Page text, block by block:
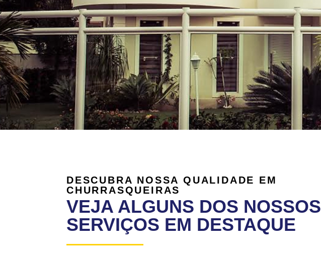
DESCUBRA NOSSA QUALIDADE EM
CHURRASQUEIRAS
VEJA ALGUNS DOS NOSSOS
SERVIÇOS EM DESTAQUE